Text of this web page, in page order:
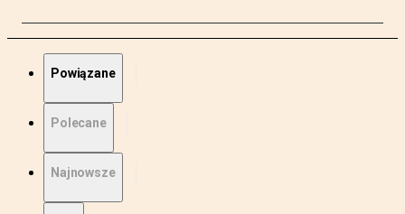
Powiązane
Polecane
Najnowsze